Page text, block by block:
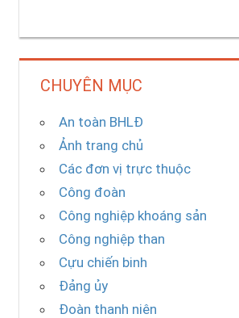
CHUYÊN MỤC
An toàn BHLĐ
Ảnh trang chủ
Các đơn vị trực thuộc
Công đoàn
Công nghiệp khoáng sản
Công nghiệp than
Cựu chiến binh
Đảng ủy
Đoàn thanh niên